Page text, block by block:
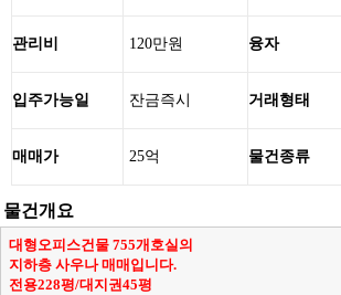
관리비 120만원 융자
입주가능일 잔금즉시 거래형태
매매가 25억 물건종류
물건개요
대형오피스건물 755개호실의
지하층 사우나 매매입니다.
전용228평/대지권45평